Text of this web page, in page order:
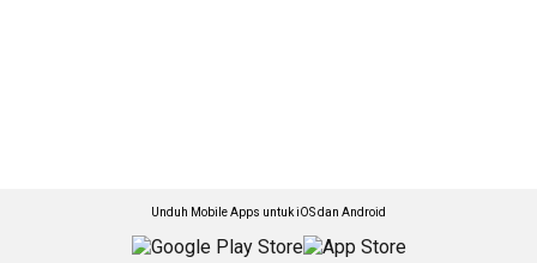
Unduh Mobile Apps untuk iOS dan Android